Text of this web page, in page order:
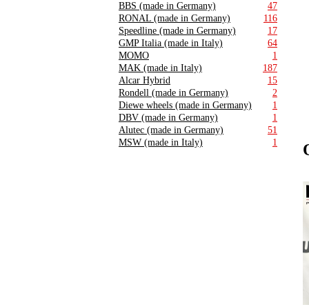
BBS (made in Germany)
47
RONAL (made in Germany)
116
Speedline (made in Germany)
17
GMP Italia (made in Italy)
64
MOMO
1
MAK (made in Italy)
187
Alcar Hybrid
15
Rondell (made in Germany)
2
Diewe wheels (made in Germany)
1
DBV (made in Germany)
1
Alutec (made in Germany)
51
MSW (made in Italy)
1